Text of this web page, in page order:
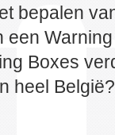
bepalen
een
Boxes
heel België?